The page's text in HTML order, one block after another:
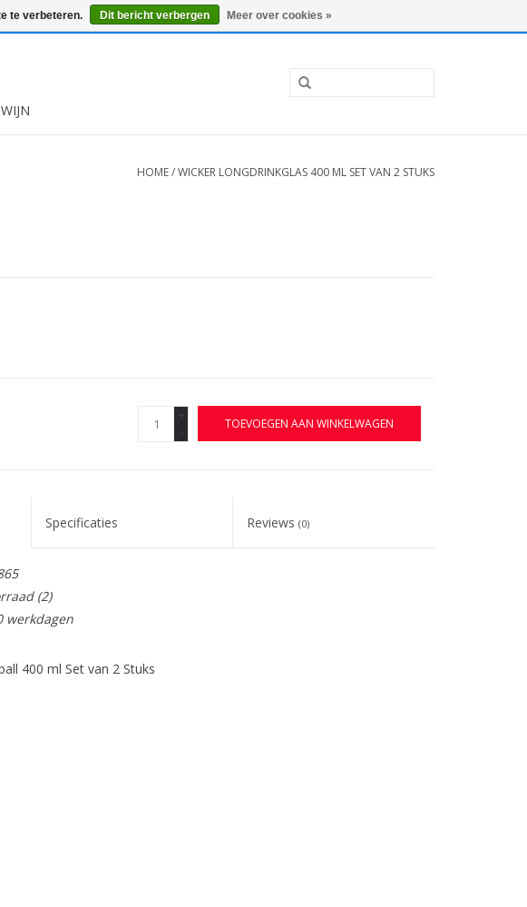
0 Artikelen - €0,00 Mijn account / Registreren
HOME/WICKER LONGDRINKGLAS 400 ML SET VAN 2 STUKS
+
-
TOEVOEGEN AAN WINKELWAGEN
Specificaties Reviews(0)
(2)
werkdagen
400 ml Set van 2 Stuks
te verbeteren. Dit bericht verbergen Meer over cookies »